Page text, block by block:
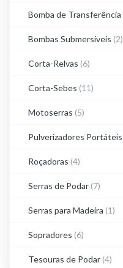
Bomba de Transferência
Bombas Submersíveis (2)
Corta-Relvas (6)
Corta-Sebes (11)
Motoserras (5)
Pulverizadores Portáteis
Roçadoras (4)
Serras de Podar (7)
Serras para Madeira (1)
Sopradores (6)
Tesouras de Podar (4)